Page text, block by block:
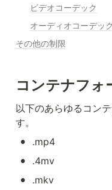
ビデオコーデック
オーディオコーデック
その他の制限
コンテナフォ
以下のあらゆるコン
す。
• .mp4
• .4mv
• .mkv